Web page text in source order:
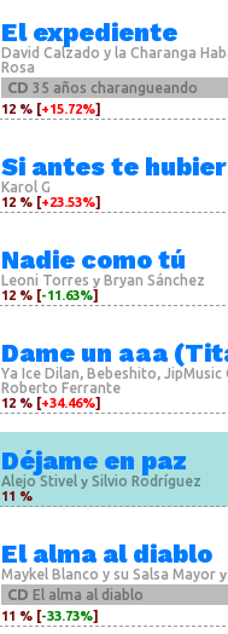
El expediente
David Calzado y la Charanga
Rosa
CD 35 años charangueando
12 % [+15.72%]
Si antes te
Karol G
12 % [+23.53%]
Nadie como tú
Leoni Torres y Bryan Sánchez
12 % [-11.63%]
Dame un aaa
Ya Ice Dilan, Bebeshito, JipMusic
Roberto Ferrante
12 % [+34.46%]
Déjame en paz
Alejo Stively Silvio Rodríguez
11 %
El alma al diablo
Maykel Blanco y su Salsa Mayory
CD El alma al diablo
11 % [-33.73%]